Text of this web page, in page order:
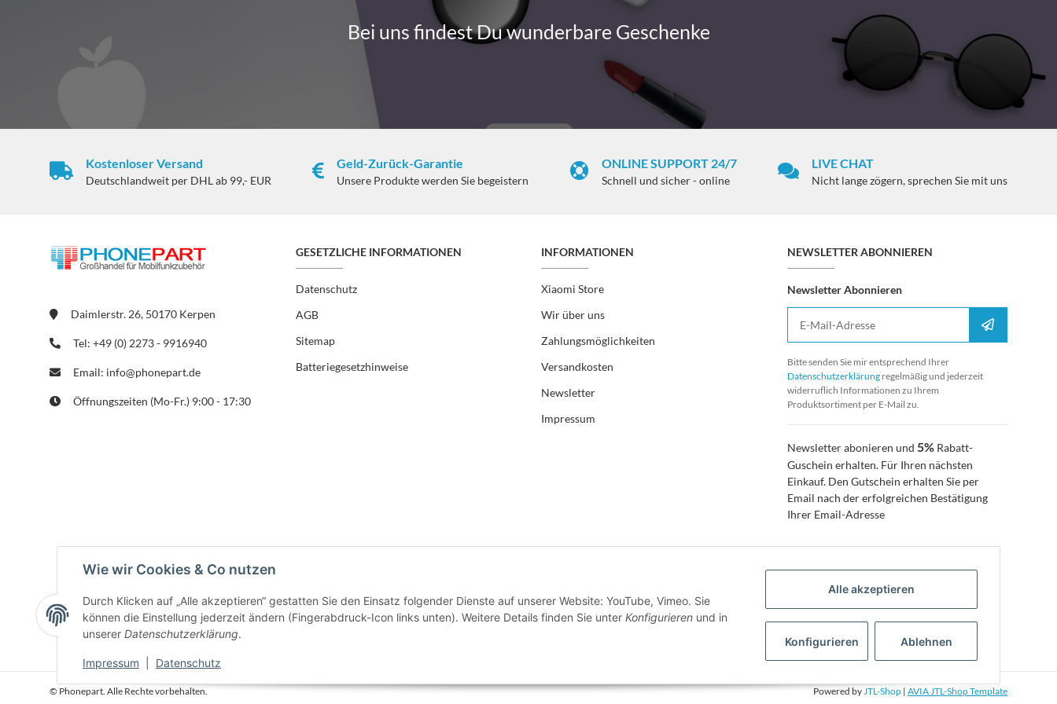
Wie wir Cookies & Co nutzen
Durch Klicken auf „Alle akzeptieren“ gestatten Sie den Einsatz folgender Dienste auf unserer Website: YouTube, Vimeo. Sie
können die Einstellung jederzeit ändern (Fingerabdruck-Icon links unten). Weitere Details finden Sie unter Konfigurieren und in
unserer Datenschutzerklärung.
Impressum Datenschutz
Alle akzeptieren
Konfigurieren Ablehnen
Bei uns findest Du wunderbare Geschenke
Kostenloser Versand
Deutschlandweit per DHL ab 99,- EUR
Geld-Zurück-Garantie
Unsere Produkte werden Sie begeistern
ONLINE SUPPORT 24/7
Schnell und sicher - online
LIVE CHAT
Nicht lange zögern, sprechen Sie mit uns
Daimlerstr. 26, 50170 Kerpen
Tel: +49 (0) 2273 - 9916940
Email: info@phonepart.de
Öffnungszeiten (Mo-Fr.) 9:00 - 17:30
GESETZLICHE INFORMATIONEN
Datenschutz
AGB
Sitemap
Batteriegesetzhinweise
INFORMATIONEN
Xiaomi Store
Wir über uns
Zahlungsmöglichkeiten
Versandkosten
Newsletter
Impressum
NEWSLETTER ABONNIEREN
Newsletter Abonnieren
Anmelden
Bitte senden Sie mir entsprechend Ihrer
Datenschutzerklärungregelmäßig und jederzeit
widerruflich Informationen zu Ihrem
Produktsortiment per E-Mail zu.
Newsletter abonieren und 5%Rabatt-
Guschein erhalten. Für Ihren nächsten
Einkauf. Den Gutschein erhalten Sie per
Email nach der erfolgreichen Bestätigung
Ihrer Email-Adresse
© Phonepart. Alle Rechte vorbehalten. Powered by JTL-Shop | AVIA JTL-Shop Template